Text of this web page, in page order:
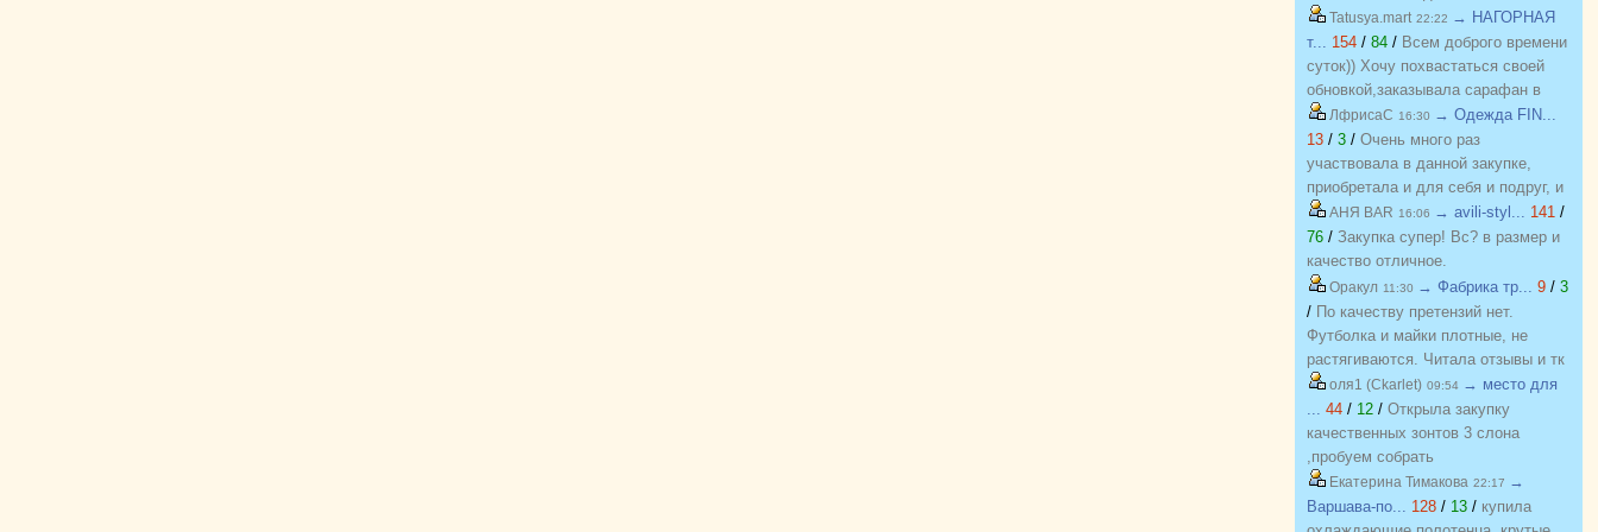
Tatusya.mart 22:22 → НАГОРНАЯ
т... 154 / 84 / Всем доброго времени
суток)) Хочу похвастаться своей
обновкой,заказывала сарафан в
закупке (Нагорная трикотаж) и
осталась в полном восторге от
качества)) Соответствие
размерности и качество Выше
всяких похвал))
ЛфрисаС 16:30 → Одежда FIN...
13 / 3 / Очень много раз
участвовала в данной закупке,
приобретала и для себя и подруг, и
джинсы, и джемпера, и платья, и
блузки, вещи качественные,
соответствуют размеру и
описанию, организатор умничка
всегда оперативно отвечает, с
удовольствием буду участвовать
еще!
АНЯ BAR 16:06 → avili-styl... 141 /
76 / Закупка супер! Вс? в размер и
качество отличное.
Оракул 11:30 → Фабрика тр... 9 / 3
/ По качеству претензий нет.
Футболка и майки плотные, не
растягиваются. Читала отзывы и тк
люблю не в облипку вещи, на свой
46р-р заказала все вещи 48, все
равно получилось в облипку, и на
мой взгляд на рост 165-168
женский, у меня 173 мне
коротковато, но ношу все вещи с
юбками не заправляя.
оля1 (Ckarlet) 09:54 → место для
... 44 / 12 / Открыла закупку
качественных зонтов 3 слона
,пробуем собрать
https://zakupki.deti74.ru/index.php?
route=purchase/show&id=1851321
Екатерина Тимакова 22:17 →
Варшава-по... 128 / 13 / купила